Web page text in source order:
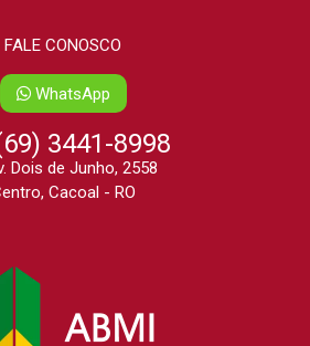
FALE CONOSCO
WhatsApp
3441-8998
Dois de Junho, 2558
Cacoal - RO